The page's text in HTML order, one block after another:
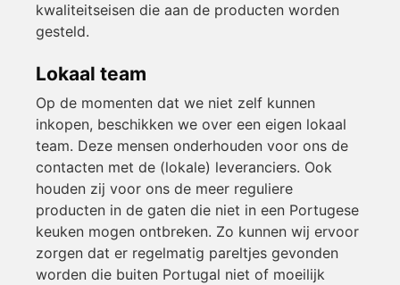
kwaliteitseisen die aan de producten worden
gesteld.
Lokaal team
Op de momenten dat we niet zelf kunnen
inkopen, beschikken we over een eigen lokaal
team. Deze mensen onderhouden voor ons de
contacten met de (lokale) leveranciers. Ook
houden zij voor ons de meer reguliere
producten in de gaten die niet in een Portugese
keuken mogen ontbreken. Zo kunnen wij ervoor
zorgen dat er regelmatig pareltjes gevonden
worden die buiten Portugal niet of moeilijk